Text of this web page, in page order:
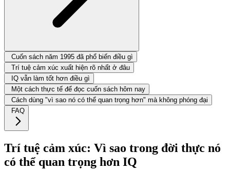
Cuốn sách năm 1995 đã phổ biến điều gì
Trí tuệ cảm xúc xuất hiện rõ nhất ở đâu
IQ vẫn làm tốt hơn điều gì
Một cách thực tế để đọc cuốn sách hôm nay
Cách dùng "vì sao nó có thể quan trọng hơn" mà không phóng đại
FAQ
Trí tuệ cảm xúc: Vì sao trong đời thực nó
có thể quan trọng hơn IQ